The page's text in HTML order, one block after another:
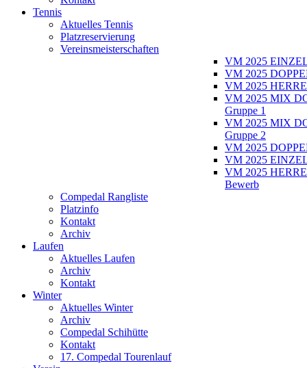
Tennis
Aktuelles Tennis
Platzreservierung
Vereinsmeisterschaften
VM 2025
VM 2025
VM 2025
VM 2025 MIX
Gruppe 1
VM 2025 MIX
Gruppe 2
VM 2025
VM 2025
VM 2025
Bewerb
Compedal Rangliste
Platzinfo
Kontakt
Archiv
Laufen
Aktuelles Laufen
Archiv
Kontakt
Winter
Aktuelles Winter
Archiv
Compedal Schihütte
Kontakt
17. Compedal Tourenlauf